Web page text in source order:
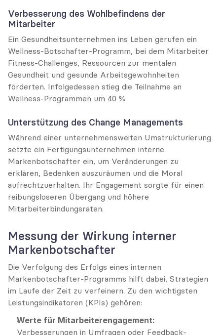
Verbesserung des Wohlbefindens der
Mitarbeiter
Ein Gesundheitsunternehmen ins Leben gerufen ein
Wellness-Botschafter-Programm, bei dem Mitarbeiter
Fitness-Challenges, Ressourcen zur mentalen
Gesundheit und gesunde Arbeitsgewohnheiten
förderten. Infolgedessen stieg die Teilnahme an
Wellness-Programmen um 40 %.
Unterstützung des Change Managements
Während einer unternehmensweiten Umstrukturierung
setzte ein Fertigungsunternehmen interne
Markenbotschafter ein, um Veränderungen zu
erklären, Bedenken auszuräumen und die Moral
aufrechtzuerhalten. Ihr Engagement sorgte für einen
reibungsloseren Übergang und höhere
Mitarbeiterbindungsraten.
Messung der Wirkung interner
Markenbotschafter
Die Verfolgung des Erfolgs eines internen
Markenbotschafter-Programms hilft dabei, Strategien
im Laufe der Zeit zu verfeinern. Zu den wichtigsten
Leistungsindikatoren (KPIs) gehören:
Werte für Mitarbeiterengagement:
Verbesserungen in Umfragen oder Feedback-